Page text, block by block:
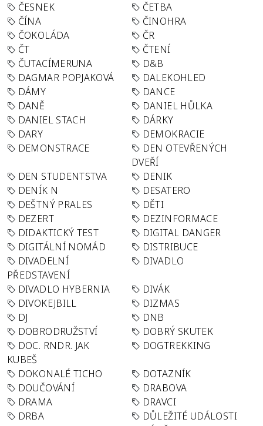
ČESNEK
ČETBA
ČÍNA
ČINOHRA
ČOKOLÁDA
ČR
ČT
ČTENÍ
ČUTACÍMERUNA
D&B
DAGMAR POPJAKOVÁ
DALEKOHLED
DÁMY
DANCE
DANĚ
DANIEL HŮLKA
DANIEL STACH
DÁRKY
DARY
DEMOKRACIE
DEMONSTRACE
DEN OTEVŘENÝCH
DVEŘÍ
DEN STUDENTSTVA
DENIK
DENÍK N
DESATERO
DEŠTNÝ PRALES
DĚTI
DEZERT
DEZINFORMACE
DIDAKTICKÝ TEST
DIGITAL DANGER
DIGITÁLNÍ NOMÁD
DISTRIBUCE
DIVADELNÍ
PŘEDSTAVENÍ
DIVADLO
DIVADLO HYBERNIA
DIVÁK
DIVOKEJBILL
DIZMAS
DJ
DNB
DOBRODRUŽSTVÍ
DOBRÝ SKUTEK
DOC. RNDR. JAK
KUBEŠ
DOGTREKKING
DOKONALÉ TICHO
DOTAZNÍK
DOUČOVÁNÍ
DRABOVA
DRAMA
DRAVCI
DRBA
DŮLEŽITÉ UDÁLOSTI